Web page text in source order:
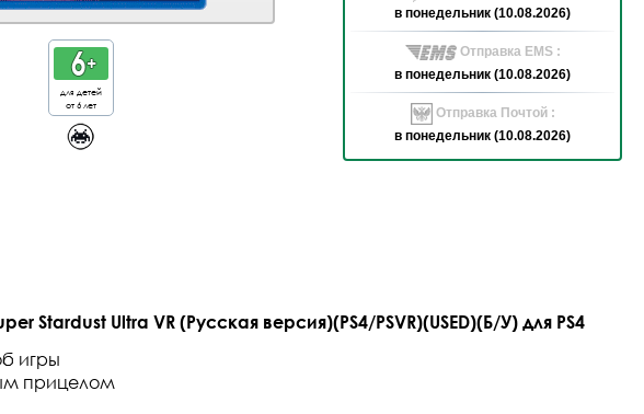
для детей
от 6 лет
в понедельник (10.08.2026)
Отправка EMS :
в понедельник (10.08.2026)
Отправка Почтой :
в понедельник (10.08.2026)
Stardust Ultra VR (Русская версия)(PS4/PSVR)(USED)(Б/У) для PS4
игры
прицелом